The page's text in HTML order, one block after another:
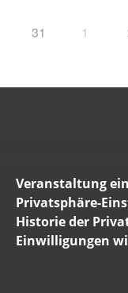
31 1
Veranstaltung
Privatsphäre-
Historie der
Einwilligungen